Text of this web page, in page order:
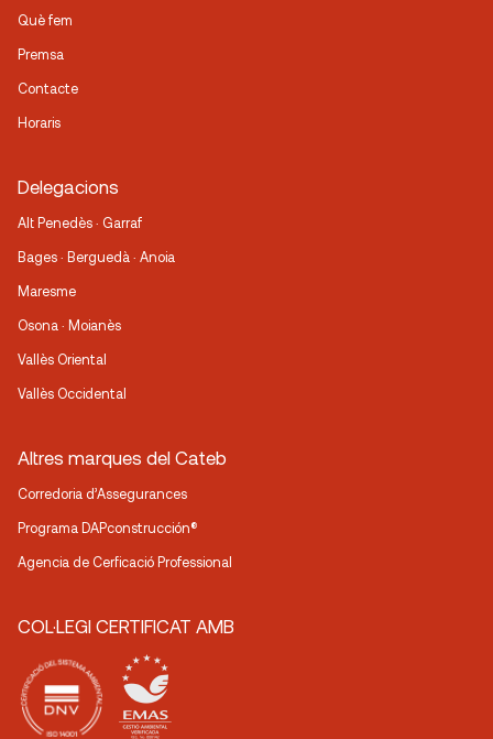
Què fem
Premsa
Contacte
Horaris
Delegacions
Alt Penedès · Garraf
Bages · Berguedà · Anoia
Maresme
Osona · Moianès
Vallès Oriental
Vallès Occidental
Altres marques del Cateb
Corredoria d’Assegurances
Programa DAPconstrucción®
Agencia de Cerficació Professional
COL·LEGI CERTIFICAT AMB